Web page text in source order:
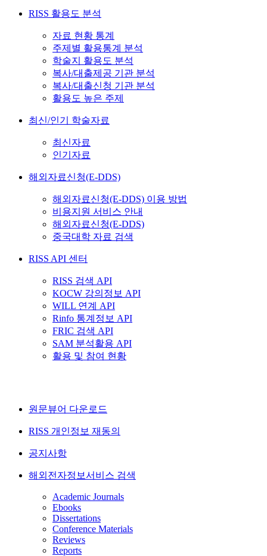
RISS 활용도 분석
자료 현황 통계
주제별 활용통계 분석
학술지 활용도 분석
복사/대출제공 기관 분석
복사/대출신청 기관 분석
활용도 높은 주제
최신/인기 학술자료
최신자료
인기자료
해외자료신청(E-DDS)
해외자료신청(E-DDS) 이용 방법
비용지원 서비스 안내
해외자료신청(E-DDS)
중국대학 자료 검색
RISS API 센터
RISS 검색 API
KOCW 강의정보 API
WILL 연계 API
Rinfo 통계정보 API
FRIC 검색 API
SAM 분석활용 API
활용 및 참여 현황
원문뷰어 다운로드
RISS 개인정보 재동의
공지사항
해외전자정보서비스 검색
Academic Journals
Ebooks
Dissertations
Conference Materials
Reviews
Reports